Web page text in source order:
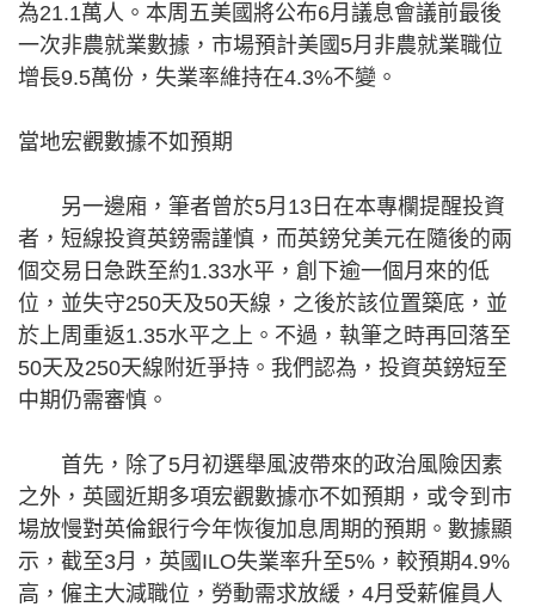
為21.1萬人。本周五美國將公布6月議息會議前最後
一次非農就業數據，市場預計美國5月非農就業職位
增長9.5萬份，失業率維持在4.3%不變。
當地宏觀數據不如預期
另一邊廂，筆者曾於5月13日在本專欄提醒投資
者，短線投資英鎊需謹慎，而英鎊兌美元在隨後的兩
個交易日急跌至約1.33水平，創下逾一個月來的低
位，並失守250天及50天線，之後於該位置築底，並
於上周重返1.35水平之上。不過，執筆之時再回落至
50天及250天線附近爭持。我們認為，投資英鎊短至
中期仍需審慎。
首先，除了5月初選舉風波帶來的政治風險因素
之外，英國近期多項宏觀數據亦不如預期，或令到市
場放慢對英倫銀行今年恢復加息周期的預期。數據顯
示，截至3月，英國ILO失業率升至5%，較預期4.9%
高，僱主大減職位，勞動需求放緩，4月受薪僱員人